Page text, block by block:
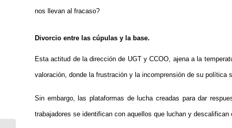
nos llevan al fracaso?
Divorcio entre las cúpulas y la base.
Esta actitud de la dirección de UGT y CCOO, ajena a la
valoración, donde la frustración y la incomprensión de su política
Sin embargo, las plataformas de lucha creadas para dar
trabajadores se identifican con aquellos que luchan y descalifican